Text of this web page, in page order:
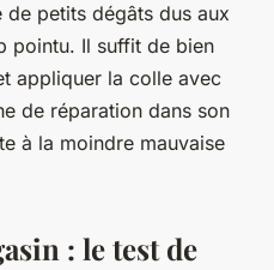
petits dégâts dus aux
pointu. Il suffit de bien
appliquer la colle avec
de réparation dans son
à la moindre mauvaise
: le test de